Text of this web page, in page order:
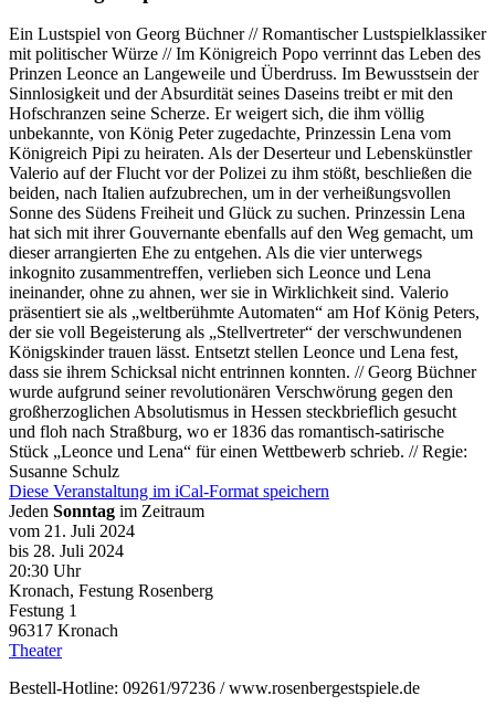
Ein Lustspiel von Georg Büchner // Romantischer Lustspielklassiker
mit politischer Würze // Im Königreich Popo verrinnt das Leben des
Prinzen Leonce an Langeweile und Überdruss. Im Bewusstsein der
Sinnlosigkeit und der Absurdität seines Daseins treibt er mit den
Hofschranzen seine Scherze. Er weigert sich, die ihm völlig
unbekannte, von König Peter zugedachte, Prinzessin Lena vom
Königreich Pipi zu heiraten. Als der Deserteur und Lebenskünstler
Valerio auf der Flucht vor der Polizei zu ihm stößt, beschließen die
beiden, nach Italien aufzubrechen, um in der verheißungsvollen
Sonne des Südens Freiheit und Glück zu suchen. Prinzessin Lena
hat sich mit ihrer Gouvernante ebenfalls auf den Weg gemacht, um
dieser arrangierten Ehe zu entgehen. Als die vier unterwegs
inkognito zusammentreffen, verlieben sich Leonce und Lena
ineinander, ohne zu ahnen, wer sie in Wirklichkeit sind. Valerio
präsentiert sie als „weltberühmte Automaten“ am Hof König Peters,
der sie voll Begeisterung als „Stellvertreter“ der verschwundenen
Königskinder trauen lässt. Entsetzt stellen Leonce und Lena fest,
dass sie ihrem Schicksal nicht entrinnen konnten. // Georg Büchner
wurde aufgrund seiner revolutionären Verschwörung gegen den
großherzoglichen Absolutismus in Hessen steckbrieflich gesucht
und floh nach Straßburg, wo er 1836 das romantisch-satirische
Stück „Leonce und Lena“ für einen Wettbewerb schrieb. // Regie:
Susanne Schulz
Diese Veranstaltung im iCal-Format speichern
Jeden Sonntag im Zeitraum
vom 21. Juli 2024
bis 28. Juli 2024
20:30 Uhr
Kronach, Festung Rosenberg
Festung 1
96317 Kronach
Theater
Bestell-Hotline: 09261/97236 / www.rosenbergestspiele.de